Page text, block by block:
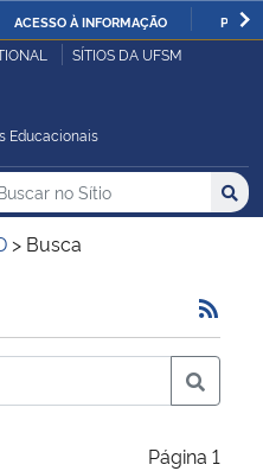
ACESSO À INFORMAÇÃO
SÍTIOS DA UFSM
Educacionais
Sítio no no Sítio
> Busca
Página 1